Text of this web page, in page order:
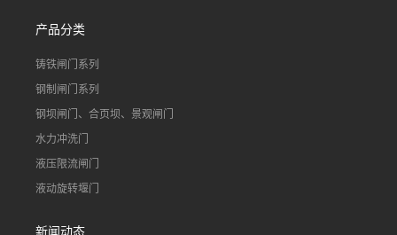
产品分类
铸铁闸门系列
钢制闸门系列
钢坝闸门、合页坝、景观闸门
水力冲洗门
液压限流闸门
液动旋转堰门
新闻动态